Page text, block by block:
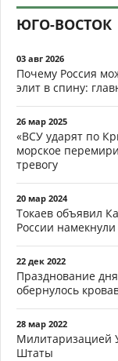
ЮГО-ВОСТОК
03 авг 2026
Почему Россия
элит в спину:
26 мар 2025
«ВСУ ударят по
морское
тревогу
20 мар 2024
Токаев объявил
России
22 дек 2022
Празднование
обернулось
28 мар 2022
Милитаризацией
Штаты